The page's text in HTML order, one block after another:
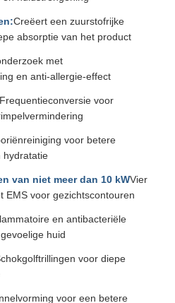
Creëert een zuurstofrijke
absorptie van het product
met
en anti-allergie-effect
Frequentieconversie voor
voor betere
hydratatie
van niet meer dan 10 kWVier
EMS voor gezichtscontouren
en antibacteriële
huid
voor diepe
voor een betere